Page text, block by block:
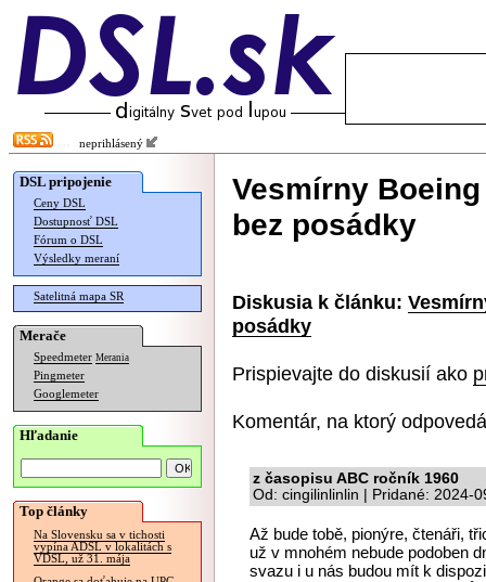
neprihlásený
DSL pripojenie
Ceny DSL
Dostupnosť DSL
Fórum o DSL
Výsledky meraní
Satelitná mapa SR
Merače
Speedmeter Merania
Pingmeter
Googlemeter
Hľadanie
Top články
Na Slovensku sa v tichosti
vypína ADSL v lokalitách s
VDSL, už 31. mája
Vesmírny
bez posádky
Diskusia k článku:
posádky
Prispievajte do diskusií ako
Komentár, na ktorý
z časopisu ABC ročník 1960
Od: cingilinlinlin | Pridané: 2024-
Až bude tobě, pionýre, čtenáři,
už v mnohém nebude podoben
svazu i u nás budou mít k